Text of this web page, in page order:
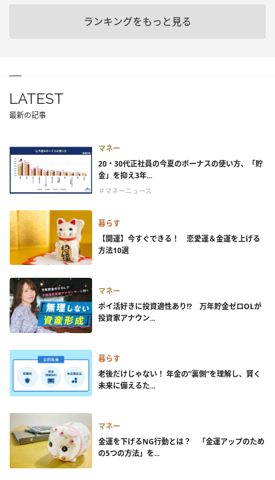
ランキングをもっと見る
LATEST
最新の記事
マネー
20・30代正社員の今夏のボーナスの使い方、「貯
金」を抑え3年...
＃マネーニュース
暮らす
【開運】今すぐできる！ 恋愛運＆金運を上げる
方法10選
マネー
ポイ活好きに投資適性あり!? 万年貯金ゼロOLが
投資家アナウン...
暮らす
老後だけじゃない！ 年金の”裏側”を理解し、賢く
未来に備えるた...
マネー
金運を下げるNG行動とは？ 「金運アップのため
の5つの方法」を...